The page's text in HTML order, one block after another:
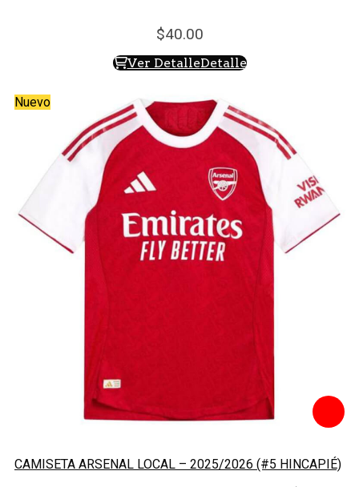
40.00
Ver DetalleDetalle
Nuevo
CAMISETA ARSENAL LOCAL – 2025/2026 (#5 HINCAPIÉ)